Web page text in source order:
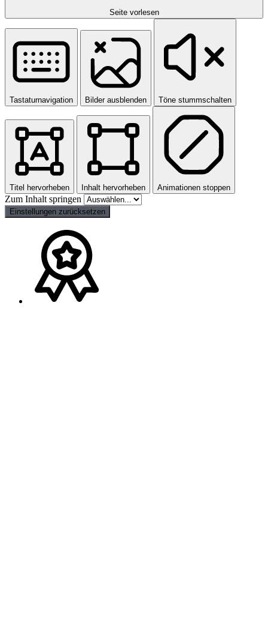
Seite vorlesen
Tastaturnavigation Bilder ausblenden Töne stummschalten
Titel hervorheben Inhalt hervorheben Animationen stoppen
Zum Inhalt springen
Einstellungen zurücksetzen